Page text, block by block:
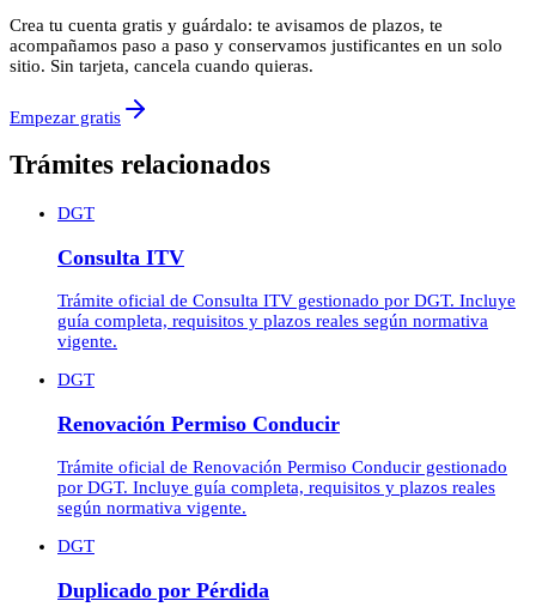
Crea tu cuenta gratis y guárdalo: te avisamos de plazos, te
acompañamos paso a paso y conservamos justificantes en un solo
sitio. Sin tarjeta, cancela cuando quieras.
Empezar gratis
Trámites relacionados
DGT
Consulta ITV
Trámite oficial de Consulta ITV gestionado por DGT. Incluye
guía completa, requisitos y plazos reales según normativa
vigente.
DGT
Renovación Permiso Conducir
Trámite oficial de Renovación Permiso Conducir gestionado
por DGT. Incluye guía completa, requisitos y plazos reales
según normativa vigente.
DGT
Duplicado por Pérdida